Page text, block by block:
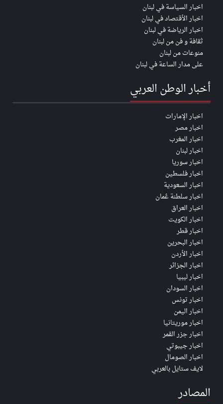
اخبار السياسة في لبنان
اخبار الأقتصاد في لبنان
اخبار الرياضة في لبنان
ثقافة و فن من لبنان
منوعات من لبنان
على مدار الساعة في لبنان
أخبار الوطن العربي
اخبار الإمارات
اخبار مصر
اخبار المغرب
اخبار لبنان
اخبار سوريا
اخبار فلسطين
اخبار السعودية
اخبار سلطنة عُمان
اخبار العراق
اخبار الكويت
اخبار قطر
اخبار البحرين
اخبار الأردن
اخبار الجزائر
اخبار ليبيا
اخبار السودان
اخبار تونس
اخبار اليمن
اخبار موريتانيا
اخبار جزر القمر
اخبار جيبوتي
اخبار الصومال
لايف ستايل بالعربي
المصادر